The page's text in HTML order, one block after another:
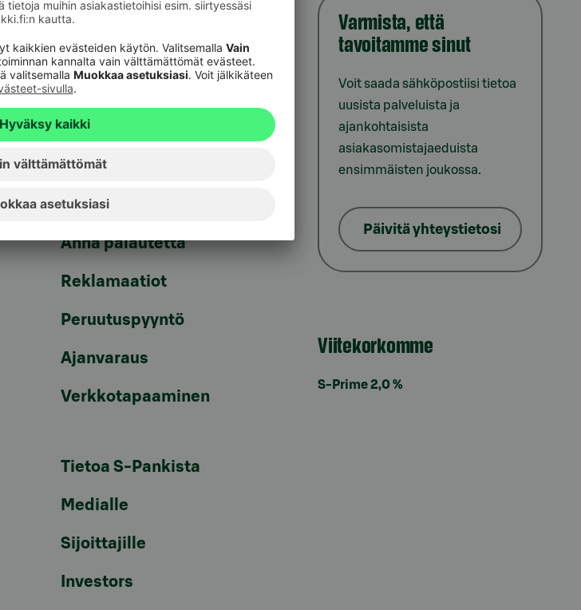
Usein kysyttyä
Turvallinen pankkiasiointi
Rahastojen arvot
Tiedotteet
Artikkelit
Vuokrattavat toimitilat
Anna palautetta
Reklamaatiot
Peruutuspyyntö
Ajanvaraus
Verkkotapaaminen
Tietoa S-Pankista
Medialle
Sijoittajille
Investors
Varmista, että
tavoitamme sinut
Voit saada sähköpostiisi tietoa
uusista palveluista ja
ajankohtaisista
asiakasomistajaeduista
ensimmäisten joukossa.
Päivitä yhteystietosi
Viitekorkomme
S-Prime 2,0 %